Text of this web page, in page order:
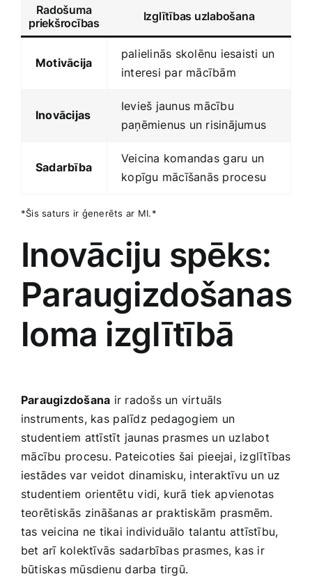
Radošuma
priekšrocības
Izglītības uzlabošana
Motivācija
palielinās skolēnu ‍iesaisti ‍un
​interesi par mācībām
Inovācijas
Ievieš jaunus​ mācību
paņēmienus un risinājumus
Sadarbība
Veicina komandas ⁤garu un
⁤kopīgu mācīšanās procesu
*Šis saturs ir ģenerēts ⁤ar ⁢MI.*
Inovāciju spēks:
Paraugizdošanas‌
loma⁣ izglītībā
Paraugizdošana ‍ir radošs ‌un virtuāls
instruments, kas ⁣palīdz pedagogiem un
studentiem attīstīt jaunas prasmes un uzlabot
⁣mācību procesu. Pateicoties šai pieejai, izglītības
‍iestādes var veidot dinamisku, ​interaktīvu ‌un uz‍
studentiem orientētu⁤ vidi, kurā tiek apvienotas
teorētiskās zināšanas ar praktiskām prasmēm.
tas veicina ne tikai individuālo talantu attīstību,
bet arī kolektīvās sadarbības​ prasmes, kas ir
būtiskas mūsdienu darba tirgū.